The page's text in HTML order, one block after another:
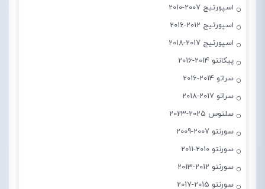
اسپورتیج 2007-2010
اسپورتیج 2012-2016
اسپورتیج 2017-2018
پیکانتو 2014-2016
سراتو 2014-2016
سراتو 2017-2018
سلتوس 2025-2023
سورنتو 2007-2009
سورنتو 2010-2011
سورنتو 2012-2013
سورنتو 2015-2017